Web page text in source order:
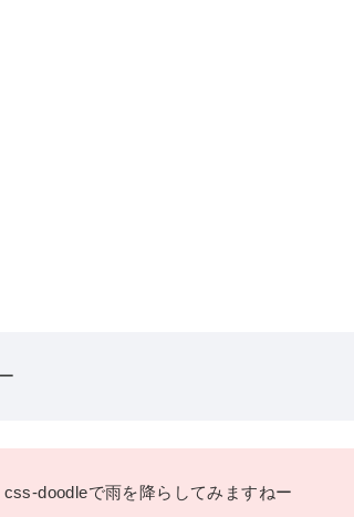
css-doodleで雨を降らしてみますねー